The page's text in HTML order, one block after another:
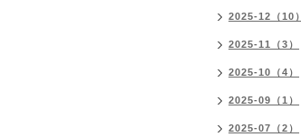
2025-12（10）
2025-11（3）
2025-10（4）
2025-09（1）
2025-07（2）